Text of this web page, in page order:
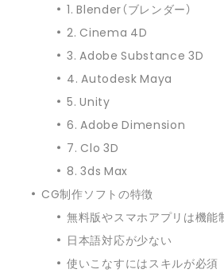
1. Blender（ブレンダー）
2. Cinema 4D
3. Adobe Substance 3D
4. Autodesk Maya
5. Unity
6. Adobe Dimension
7. Clo 3D
8. 3ds Max
CG制作ソフトの特徴
無料版やスマホアプリは機能
日本語対応が少ない
使いこなすにはスキルが必須